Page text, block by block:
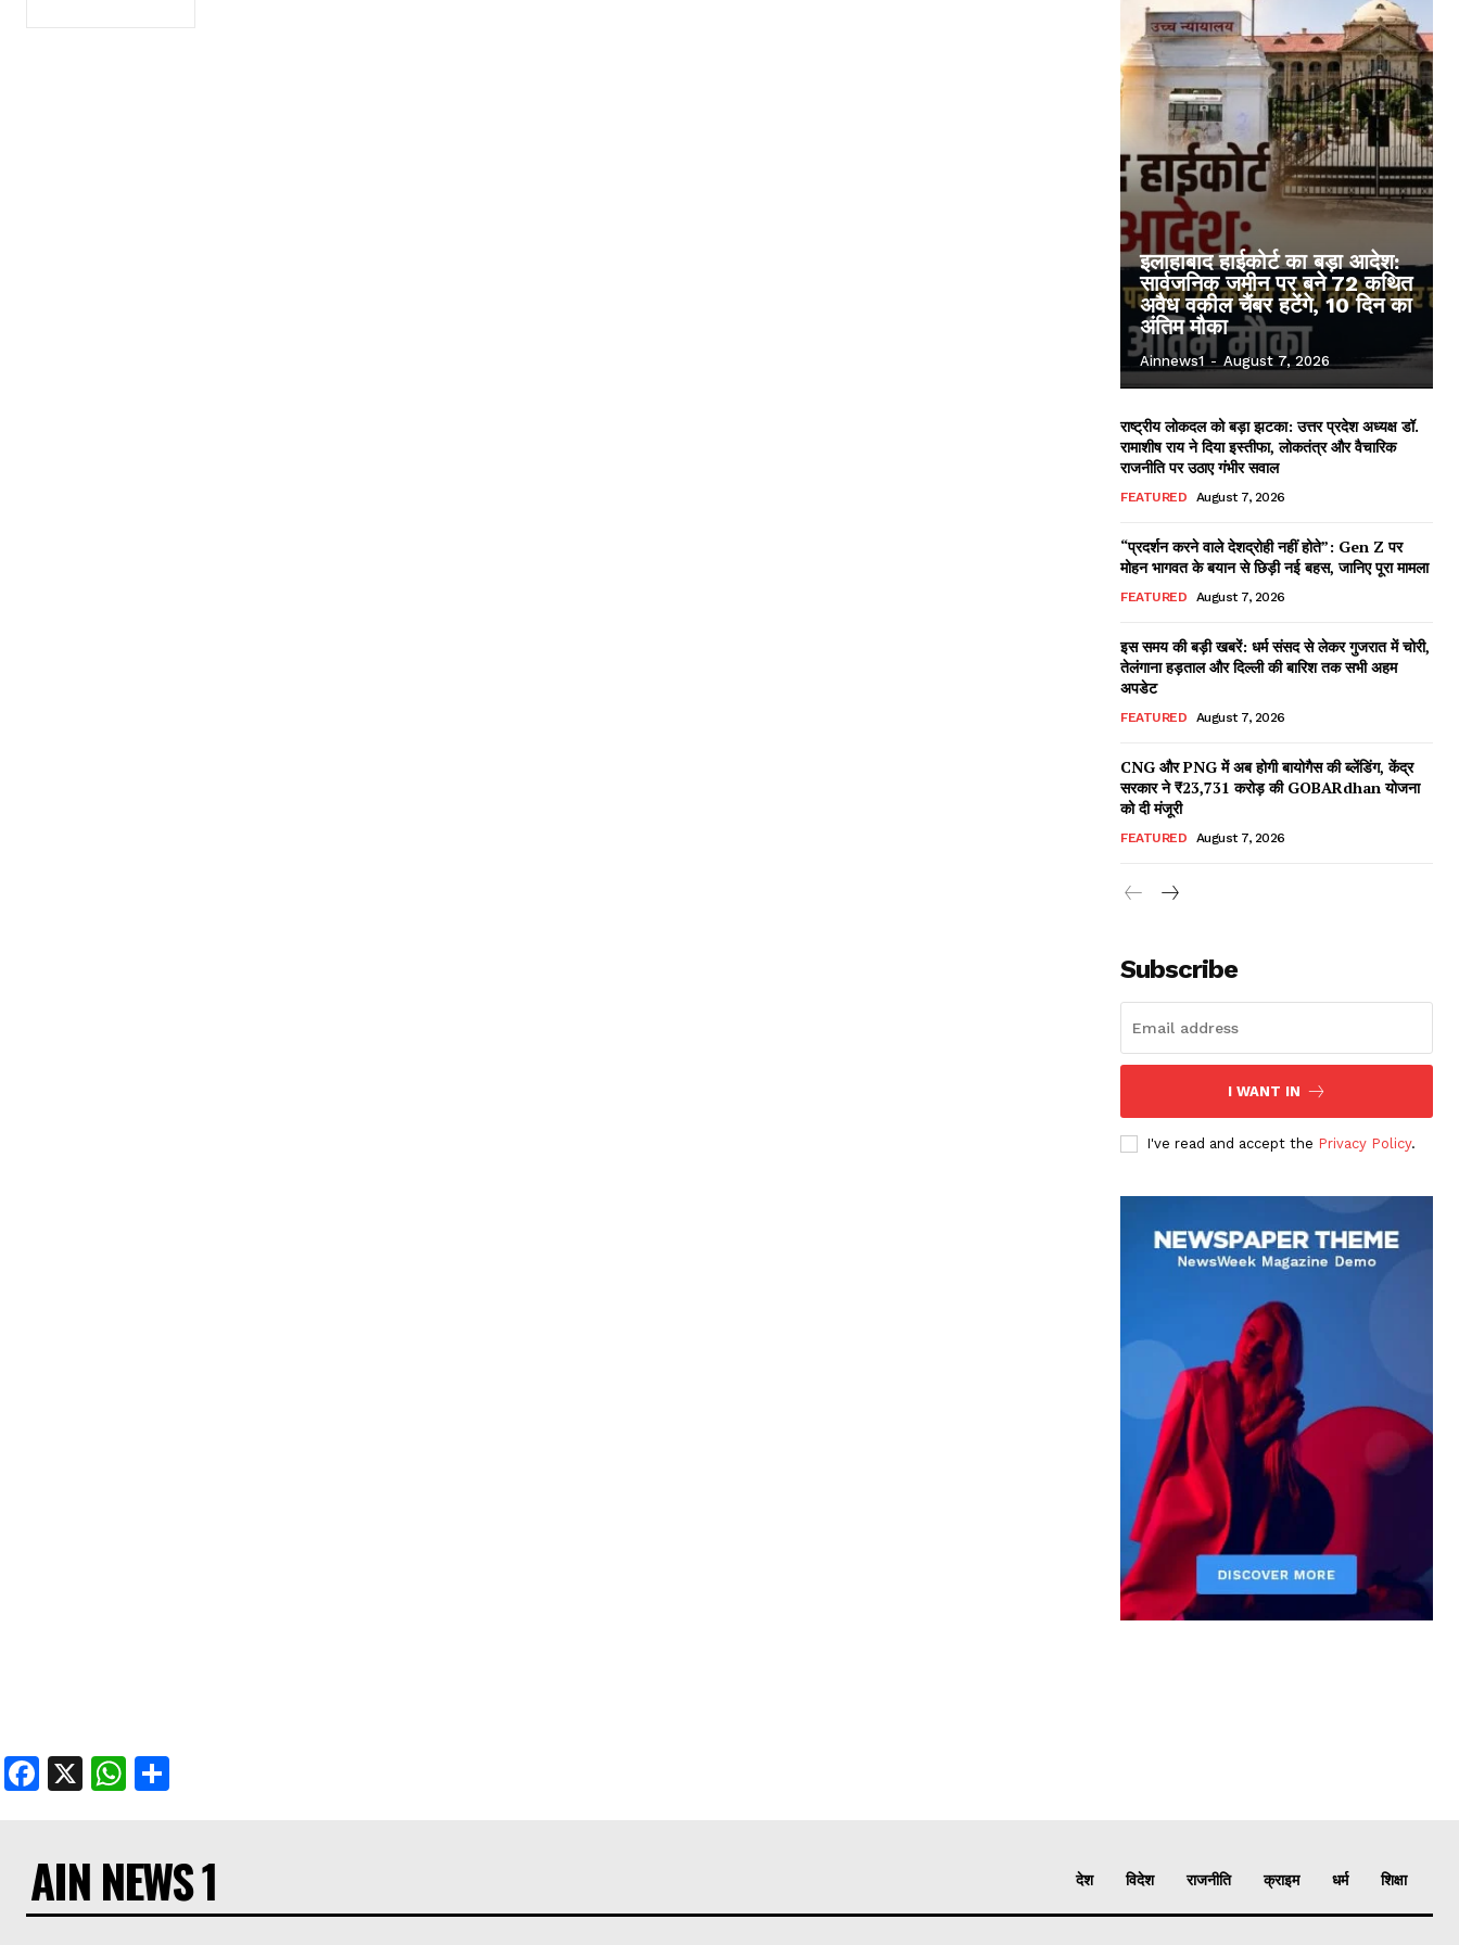
इलाहाबाद हाईकोर्ट का बड़ा आदेश:
सार्वजनिक जमीन पर बने 72 कथित
अवैध वकील चैंबर हटेंगे, 10 दिन का
अंतिम मौका
Ainnews1 - August 7, 2026
राष्ट्रीय लोकदल को बड़ा झटका: उत्तर प्रदेश अध्यक्ष डॉ.
रामाशीष राय ने दिया इस्तीफा, लोकतंत्र और वैचारिक
राजनीति पर उठाए गंभीर सवाल
FEATURED August 7, 2026
“प्रदर्शन करने वाले देशद्रोही नहीं होते”: Gen Z पर
मोहन भागवत के बयान से छिड़ी नई बहस, जानिए पूरा मामला
FEATURED August 7, 2026
इस समय की बड़ी खबरें: धर्म संसद से लेकर गुजरात में चोरी,
तेलंगाना हड़ताल और दिल्ली की बारिश तक सभी अहम
अपडेट
FEATURED August 7, 2026
CNG और PNG में अब होगी बायोगैस की ब्लेंडिंग, केंद्र
सरकार ने ₹23,731 करोड़ की GOBARdhan योजना
को दी मंजूरी
FEATURED August 7, 2026
Subscribe
I WANT IN
I've read and accept the Privacy Policy.
Facebook
X WhatsApp
AIN NEWS 1 देश विदेश राजनीति क्राइम धर्म शिक्षा